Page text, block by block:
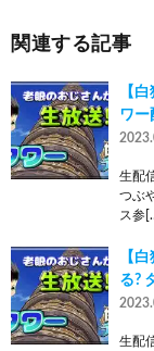
関連する記事
【
ワー
生配
つぶ
ス参
【
る?
生配